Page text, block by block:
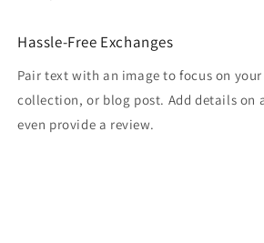
Hassle-Free Exchanges
Pair text with an image to focus on
collection, or blog post. Add details
even provide a review.